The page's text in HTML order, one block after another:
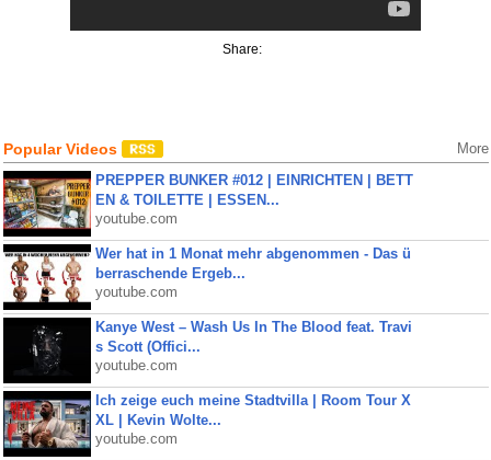
Share:
Popular Videos More
PREPPER BUNKER #012 | EINRICHTEN | BETT
EN & TOILETTE | ESSEN...
youtube.com
Wer hat in 1 Monat mehr abgenommen - Das ü
berraschende Ergeb...
youtube.com
Kanye West – Wash Us In The Blood feat. Travi
s Scott (Offici...
youtube.com
Ich zeige euch meine Stadtvilla | Room Tour X
XL | Kevin Wolte...
youtube.com